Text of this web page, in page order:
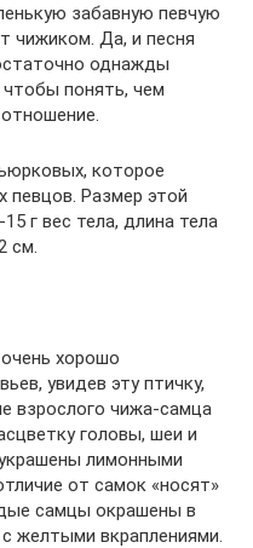
забавную певчую
чижиком. Да, и песня
однажды
чтобы понять, чем
которое
певцов. Размер этой
г вес тела, длина тела
см.
хорошо
увидев эту птичку,
взрослого чижа-самца
головы, шеи и
лимонными
от самок «носят»
самцы окрашены в
желтыми вкраплениями.